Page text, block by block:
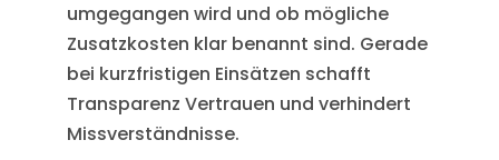
umgegangen wird und ob mögliche
Zusatzkosten klar benannt sind. Gerade
bei kurzfristigen Einsätzen schafft
Transparenz Vertrauen und verhindert
Missverständnisse.